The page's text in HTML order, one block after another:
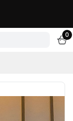
0